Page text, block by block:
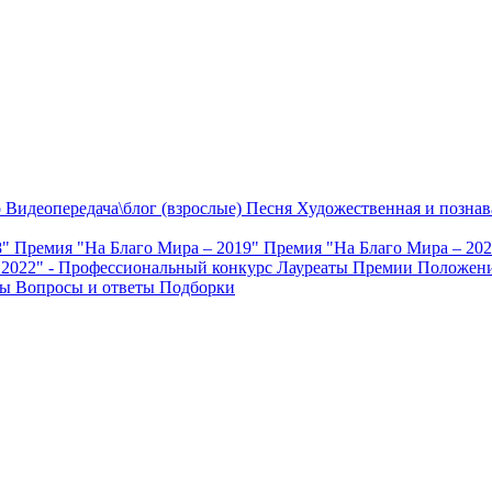
Видеопередача\блог (взрослые) Песня Художественная и
Премия "На Благо Мира – 2019" Премия "На Благо Мира –
- Профессиональный конкурс Лауреаты Премии
Вопросы и ответы Подборки